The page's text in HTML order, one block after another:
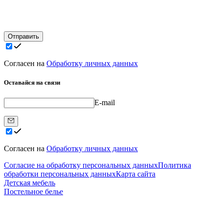
Отправить
Согласен на Обработку личных данных
Оставайся на связи
E-mail
Согласен на Обработку личных данных
Согласие на обработку персональных данныхПолитика
обработки персональных данныхКарта сайта
Детская мебель
Постельное белье